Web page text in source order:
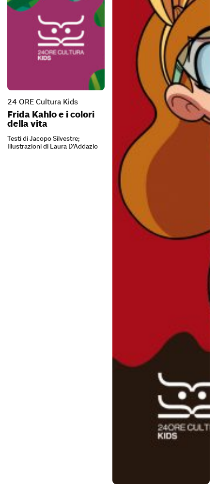
24 ORE Cultura Kids
Frida Kahlo e i colori
della vita
Testi di Jacopo Silvestre;
Illustrazioni di Laura D’Addazio